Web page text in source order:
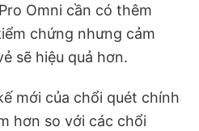
Omni cần có thêm
chứng nhưng cảm
sẽ hiệu quả hơn.
mới của chổi quét chính
hơn so với các chổi